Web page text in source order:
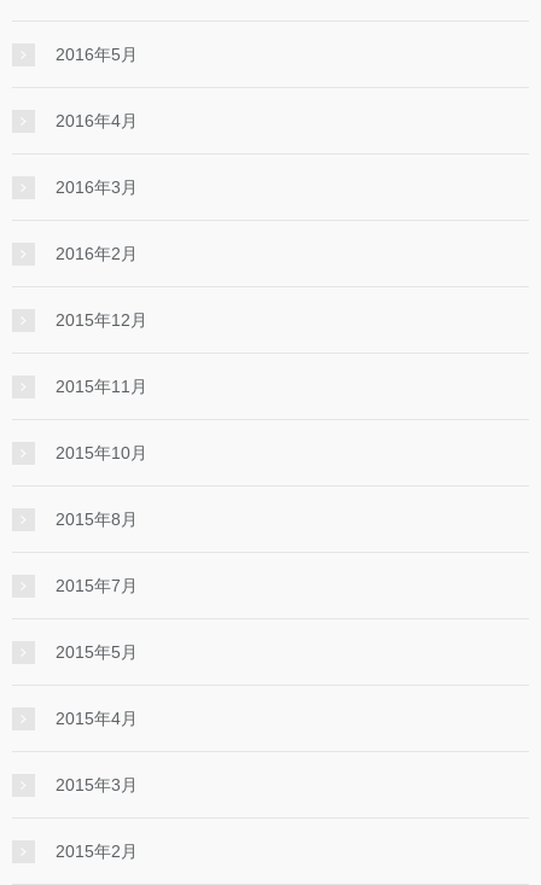
2016年5月
2016年4月
2016年3月
2016年2月
2015年12月
2015年11月
2015年10月
2015年8月
2015年7月
2015年5月
2015年4月
2015年3月
2015年2月